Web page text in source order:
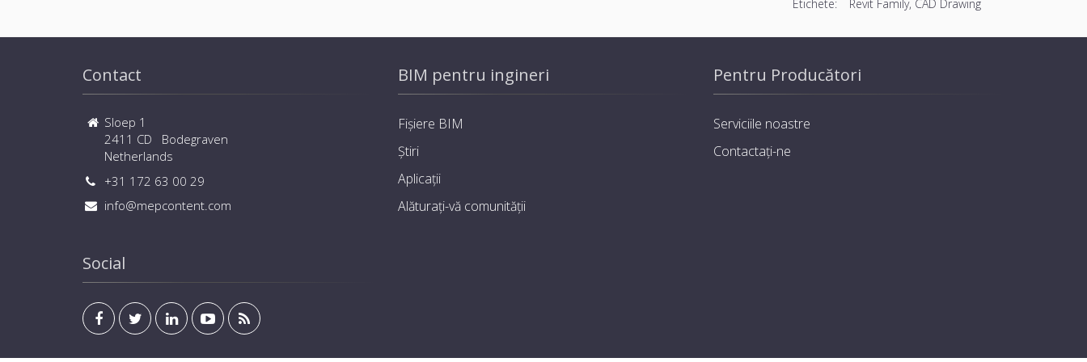
Etichete: Revit Family, CAD Drawing
Contact
Sloep 1
2411 CD Bodegraven
Netherlands
+31 172 63 00 29
info@mepcontent.com
Social
BIM pentru ingineri
Fișiere BIM
Știri
Aplicații
Alăturați-vă comunității
Pentru Producători
Serviciile noastre
Contactați-ne